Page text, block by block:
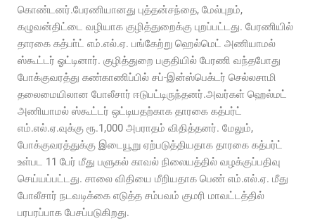
கொண்டனர்.பேரணியானது புத்தன்சந்தை, மேல்புறம்,
கழுவன்திட்டை வழியாக குழித்துறைக்கு புறப்பட்டது. பேரணியில்
தாரகை கத்பா்ட் எம்.எல்.ஏ. பங்கேற்று ஹெல்மெட் அணியாமல்
ஸ்கூட்டர் ஓட்டினார். குழித்துறை பகுதியில் பேரணி வந்தபோது
போக்குவரத்து கண்காணிப்பில் சப்-இன்ஸ்பெக்டர் செல்லசாமி
தலைமையிலான போலீசார் ஈடுபட்டிருந்தனர்.அவர்கள் ஹெல்மட்
அணியாமல் ஸ்கூட்டர் ஒட்டியதற்காக தாரகை கத்பர்ட்
எம்.எல்.ஏ.வுக்கு ரூ.1,000 அபராதம் விதித்தனர். மேலும்,
போக்குவரத்துக்கு இடையூறு ஏற்படுத்தியதாக தாரகை கத்பர்ட்
உள்பட 11 பேர் மீது பளுகல் காவல் நிலையத்தில் வழக்குப்பதிவு
செய்யப்பட்டது. சாலை விதியை மீறியதாக பெண் எம்.எல்.ஏ. மீது
போலீசார் நடவடிக்கை எடுத்த சம்பவம் குமரி மாவட்டத்தில்
பரபரப்பாக பேசப்படுகிறது.